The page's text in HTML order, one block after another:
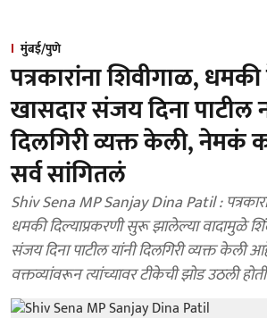
मुंबई/पुणे
पत्रकारांना शिवीगाळ,
खासदार संजय दिना पाटील
दिलगिरी व्यक्त केली, नेमकं
सर्व सांगितलं
Shiv Sena MP Sanjay Dina Patil :
धमकी दिल्याप्रकरणी सुरू झालेल्या वादामुळे
संजय दिना पाटील यांनी दिलगिरी व्यक्त केली आहे. संजय पाटील
वक्तव्यांवरून त्यांच्यावर टीकेची झोड उठली